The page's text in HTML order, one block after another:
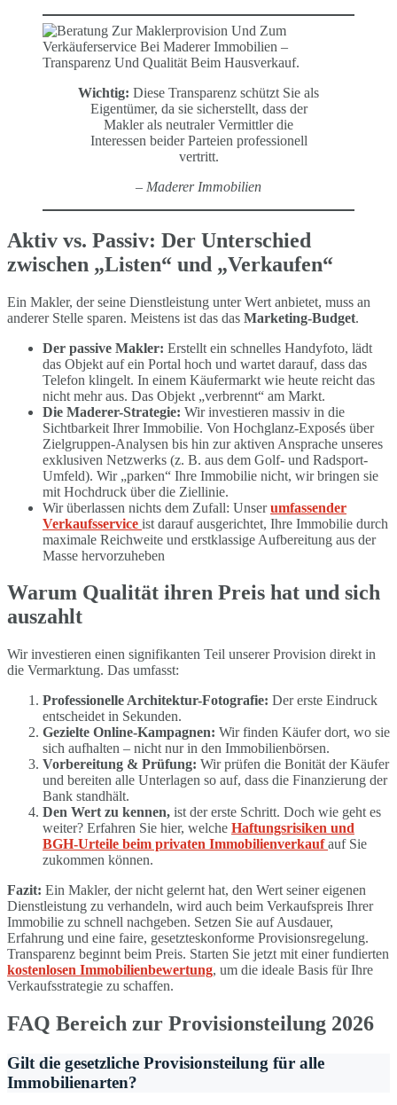
Wichtig: Diese Transparenz schützt Sie als
Eigentümer, da sie sicherstellt, dass der
Makler als neutraler Vermittler die
Interessen beider Parteien professionell
vertritt.
– Maderer Immobilien
Aktiv vs. Passiv: Der Unterschied
zwischen „Listen“ und „Verkaufen“
Ein Makler, der seine Dienstleistung unter Wert anbietet, muss an
anderer Stelle sparen. Meistens ist das das Marketing-Budget.
Der passive Makler: Erstellt ein schnelles Handyfoto, lädt
das Objekt auf ein Portal hoch und wartet darauf, dass das
Telefon klingelt. In einem Käufermarkt wie heute reicht das
nicht mehr aus. Das Objekt „verbrennt“ am Markt.
Die Maderer-Strategie: Wir investieren massiv in die
Sichtbarkeit Ihrer Immobilie. Von Hochglanz-Exposés über
Zielgruppen-Analysen bis hin zur aktiven Ansprache unseres
exklusiven Netzwerks (z. B. aus dem Golf- und Radsport-
Umfeld). Wir „parken“ Ihre Immobilie nicht, wir bringen sie
mit Hochdruck über die Ziellinie.
Wir überlassen nichts dem Zufall: Unserumfassender
Verkaufsservice ist darauf ausgerichtet, Ihre Immobilie durch
maximale Reichweite und erstklassige Aufbereitung aus der
Masse hervorzuheben
Warum Qualität ihren Preis hat und sich
auszahlt
Wir investieren einen signifikanten Teil unserer Provision direkt in
die Vermarktung. Das umfasst:
Professionelle Architektur-Fotografie: Der erste Eindruck
entscheidet in Sekunden.
Gezielte Online-Kampagnen: Wir finden Käufer dort, wo sie
sich aufhalten – nicht nur in den Immobilienbörsen.
Vorbereitung & Prüfung: Wir prüfen die Bonität der Käufer
und bereiten alle Unterlagen so auf, dass die Finanzierung der
Bank standhält.
Den Wert zu kennen, ist der erste Schritt. Doch wie geht es
weiter? Erfahren Sie hier, welche Haftungsrisiken und
BGH-Urteile beim privaten Immobilienverkaufauf Sie
zukommen können.
Fazit: Ein Makler, der nicht gelernt hat, den Wert seiner eigenen
Dienstleistung zu verhandeln, wird auch beim Verkaufspreis Ihrer
Immobilie zu schnell nachgeben. Setzen Sie auf Ausdauer,
Erfahrung und eine faire, gesetzteskonforme Provisionsregelung.
Transparenz beginnt beim Preis. Starten Sie jetzt mit einer fundierten
kostenlosen Immobilienbewertung, um die ideale Basis für Ihre
Verkaufsstrategie zu schaffen.
FAQ Bereich zur Provisionsteilung 2026
Gilt die gesetzliche Provisionsteilung für alle
Immobilienarten?